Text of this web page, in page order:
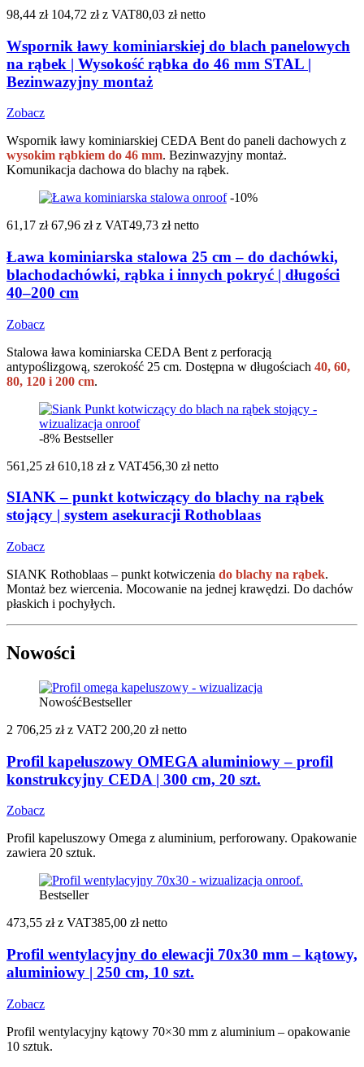
98,44 zł 104,72 zł z VAT80,03 zł netto
Wspornik ławy kominiarskiej do blach panelowych
na rąbek | Wysokość rąbka do 46 mm STAL |
Bezinwazyjny montaż
Zobacz
Wspornik ławy kominiarskiej CEDA Bent do paneli dachowych z
wysokim rąbkiem do 46 mm. Bezinwazyjny montaż.
Komunikacja dachowa do blachy na rąbek.
-10%
61,17 zł 67,96 zł z VAT49,73 zł netto
Ława kominiarska stalowa 25 cm – do dachówki,
blachodachówki, rąbka i innych pokryć | długości
40–200 cm
Zobacz
Stalowa ława kominiarska CEDA Bent z perforacją
antypoślizgową, szerokość 25 cm. Dostępna w długościach 40, 60,
80, 120 i 200 cm.
-8% Bestseller
561,25 zł 610,18 zł z VAT456,30 zł netto
SIANK – punkt kotwiczący do blachy na rąbek
stojący | system asekuracji Rothoblaas
Zobacz
SIANK Rothoblaas – punkt kotwiczenia do blachy na rąbek.
Montaż bez wiercenia. Mocowanie na jednej krawędzi. Do dachów
płaskich i pochyłych.
Nowości
NowośćBestseller
2 706,25 zł z VAT2 200,20 zł netto
Profil kapeluszowy OMEGA aluminiowy – profil
konstrukcyjny CEDA | 300 cm, 20 szt.
Zobacz
Profil kapeluszowy Omega z aluminium, perforowany. Opakowanie
zawiera 20 sztuk.
Bestseller
473,55 zł z VAT385,00 zł netto
Profil wentylacyjny do elewacji 70x30 mm – kątowy,
aluminiowy | 250 cm, 10 szt.
Zobacz
Profil wentylacyjny kątowy 70×30 mm z aluminium – opakowanie
10 sztuk.